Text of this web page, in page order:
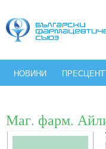
НОВИНИ
Маг. фарм.